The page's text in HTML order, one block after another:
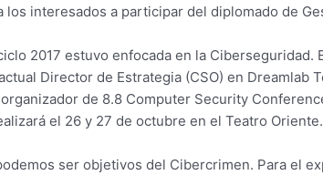
los interesados a participar del diplomado de
2017 estuvo enfocada en la Ciberseguridad.
Director de Estrategia (CSO) en Dreamlab
de 8.8 Computer Security
el 26 y 27 de octubre en el Teatro Oriente.
ser objetivos del Cibercrimen. Para el